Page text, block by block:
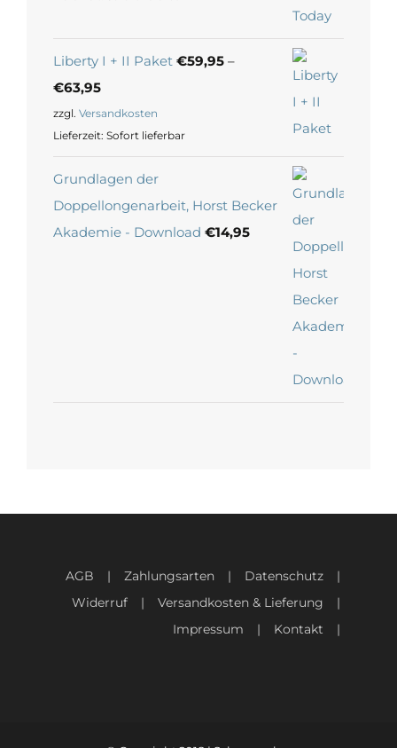
Liberty I + II Paket €59,95 –
€63,95
zzgl. Versandkosten
Lieferzeit: Sofort lieferbar
Grundlagen der
Doppellongenarbeit, Horst Becker
Akademie - Download €14,95
AGB Zahlungsarten
Datenschutz
Widerruf
Versandkosten & Lieferung
Impressum
Kontakt